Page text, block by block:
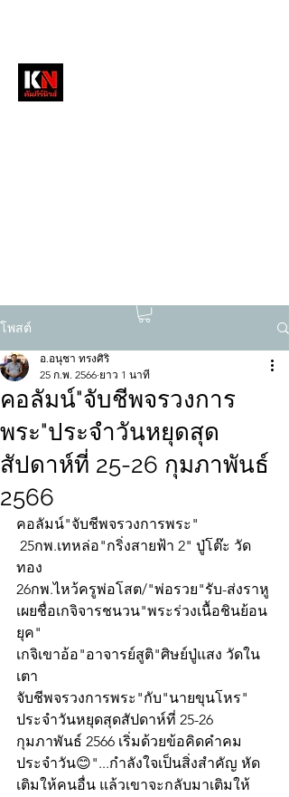
โพสต์
คอลัมน์"จับชีพจรวงการ
พระ"ประจำวันหยุดสุด
สัปดาห์ที่ 25-26 กุมภาพันธ์
2566
อ.อนุชา ทรงศิริ
25 ก.พ. 2566 ยาว 1 นาที
คอลัมน์"จับชีพจรวงการพระ"
ทอง
26กพ.ไหว้ครูพ่อโสต/"พ่อรวย"รับ-ส่งราหู
เผยชื่อเกจิจารชนวน"พระร่วงเนื้อชินย้อน
ยุค"
เกจิเขาอ้อ"อาจารย์สูติ"ศิษย์ปู่แสง วัดใน
เตา
จับชีพจรวงการพระ"กับ"นายขุนโหร"
ประจำวันหยุดสุดสัปดาห์ที่ 25-26
กุมภาพันธ์ 2566 เริ่มด้วยข้อคิดคำคม
ประจำวัน😊"...กำลังใจเป็นสิ่งสำคัญ หัด
เติมให้คนอื่น แล้วเขาจะกลับมาเติมให้